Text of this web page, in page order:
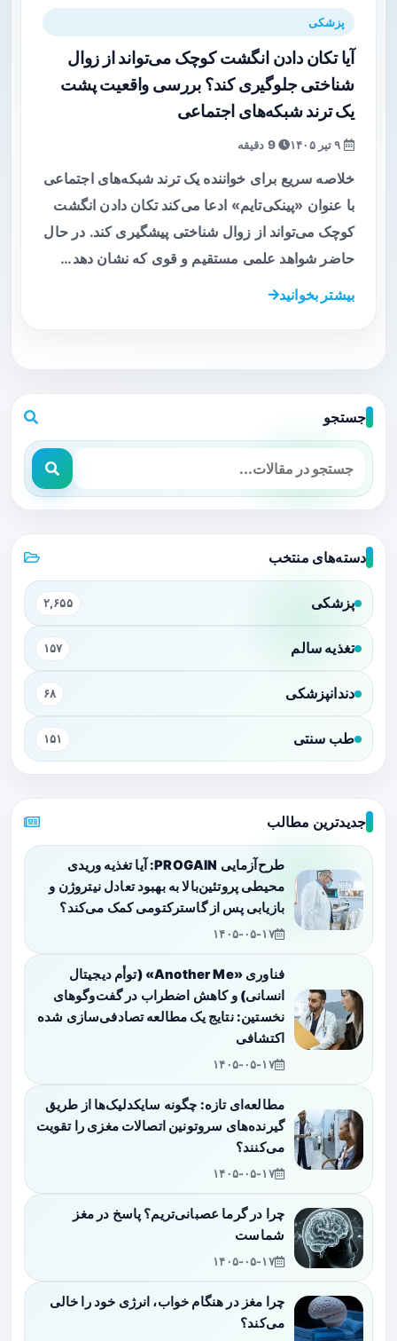
پزشکی
آیا تکان دادن انگشت کوچک می‌تواند از زوال
شناختی جلوگیری کند؟ بررسی واقعیت پشت
یک ترند شبکه‌های اجتماعی
9 دقیقه
خلاصه سریع برای خواننده یک ترند شبکه‌های اجتماعی
با عنوان «پینکی‌تایم» ادعا می‌کند تکان دادن انگشت
کوچک می‌تواند از زوال شناختی پیشگیری کند. در حال
حاضر شواهد علمی مستقیم و قوی که نشان دهد…
بیشتر بخوانید
جستجو
دسته‌های منتخب
پزشکی ۲,۶۵۵
تغذیه سالم ۱۵۷
دندانپزشکی ۶۸
طب سنتی ۱۵۱
جدیدترین مطالب
طرح‌آزمایی PROGAIN: آیا تغذیه وریدی
محیطی پروتئین‌بالا به بهبود تعادل نیتروژن و
بازیابی پس از گاسترکتومی کمک می‌کند؟
۱۴۰۵-۰۵-۱۷
فناوری «Another Me» (توأم دیجیتال
انسانی) و کاهش اضطراب در گفت‌وگوهای
نخستین: نتایج یک مطالعه تصادفی‌سازی شده
اکتشافی
۱۴۰۵-۰۵-۱۷
مطالعه‌ای تازه: چگونه سایکدلیک‌ها از طریق
گیرنده‌های سروتونین اتصالات مغزی را تقویت
می‌کنند؟
۱۴۰۵-۰۵-۱۷
چرا در گرما عصبانی‌تریم؟ پاسخ در مغز
شماست
۱۴۰۵-۰۵-۱۷
چرا مغز در هنگام خواب، انرژی خود را خالی
می‌کند؟